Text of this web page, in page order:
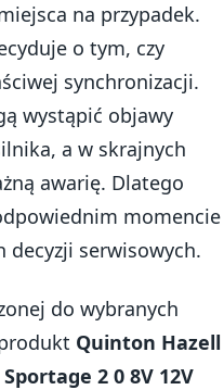
na przypadek.
o tym, czy
synchronizacji.
wystąpić objawy
a w skrajnych
awarię. Dlatego
momencie
decyzji serwisowych.
do wybranych
Quinton Hazell
2 0 8V 12V